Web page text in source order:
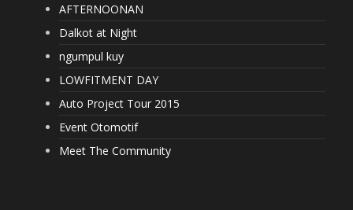
AFTERNOONAN
Dalkot at Night
ngumpul kuy
LOWFITMENT DAY
Auto Project Tour 2015
Event Otomotif
Meet The Community